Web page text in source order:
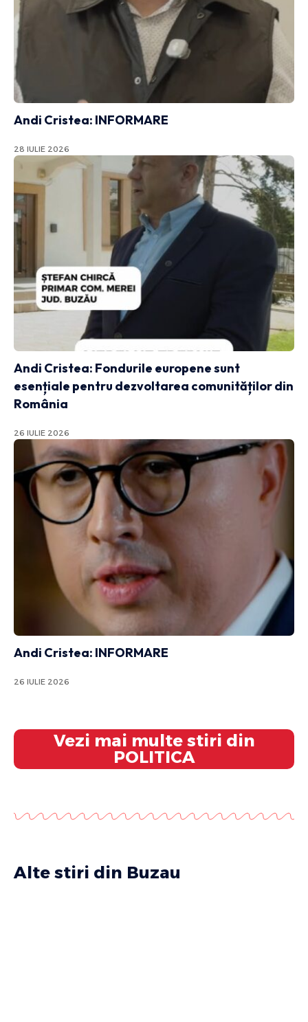
Andi Cristea: INFORMARE
28 IULIE 2026
Andi Cristea: Fondurile europene sunt
esențiale pentru dezvoltarea comunităților din
România
26 IULIE 2026
Andi Cristea: INFORMARE
26 IULIE 2026
Vezi mai multe stiri din
POLITICA
Alte stiri din Buzau